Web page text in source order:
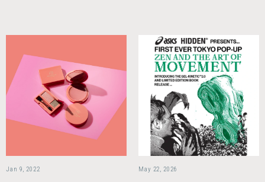
Jan 9, 2022 May 22, 2026